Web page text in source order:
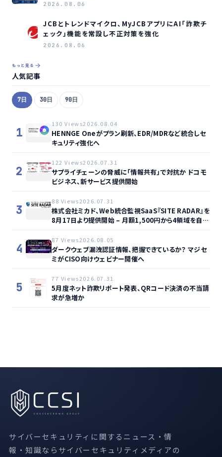
2026.08.06
JCBとトレンドマイクロ、MyJCBアプリにAI「詐欺チ
ェック」機能を常設し不正対策を強化
2026.08.06
もっと見る
人気記事
7日 30日 90日
1
130 Views2026.08.04
HENNGE Oneがプラン刷新、EDR/MDRなど統合しセ
キュリティ強化へ
2
122 Views2026.07.31
サプライチェーンの脅威に「情報共有」で対抗か ドコモ
ビジネス、新サービス提供開始
3
88 Views2026.07.31
株式会社ミカド、Web統合監視SaaS『SITE RADAR』を
8月17日より提供開始 – 月額1,500円から4領域を自動
監視、動的サイト…
4
87 Views2026.08.05
ダークウェブ漏洩認証情報、把握できているか？ マジセ
ミがCISO向けウェビナー開催へ
5
77 Views2026.07.31
5月度ネット詐欺リポート発表、QRコード決済の不当請
求が急増か
サイバーセキュリティに関するニュース・情
報・知識ならサイバーセキュリティメディアの